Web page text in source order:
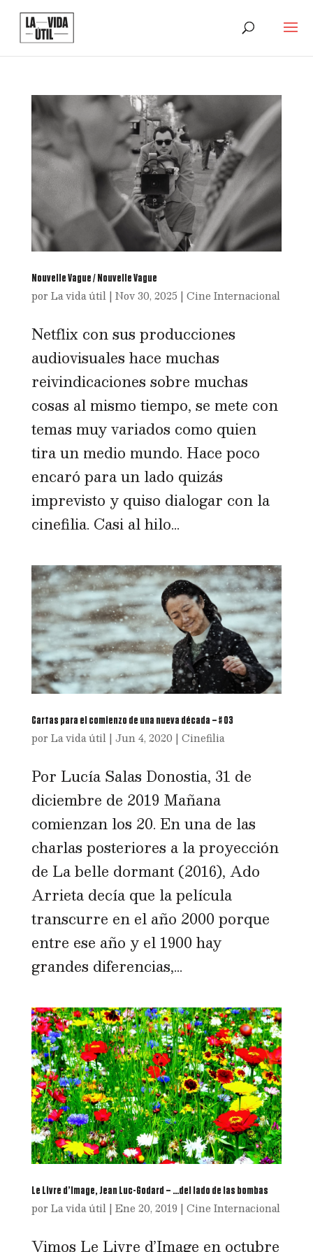
Nouvelle Vague / Nouvelle Vague
por La vida útil| Nov 30, 2025 | Cine Internacional
Netflix con sus producciones
audiovisuales hace muchas
reivindicaciones sobre muchas
cosas al mismo tiempo, se mete con
temas muy variados como quien
tira un medio mundo. Hace poco
encaró para un lado quizás
imprevisto y quiso dialogar con la
cinefilia. Casi al hilo...
Cartas para el comienzo de una nueva década – # 03
por La vida útil| Jun 4, 2020 | Cinefilia
Por Lucía Salas Donostia, 31 de
diciembre de 2019 Mañana
comienzan los 20. En una de las
charlas posteriores a la proyección
de La belle dormant (2016), Ado
Arrieta decía que la película
transcurre en el año 2000 porque
entre ese año y el 1900 hay
grandes diferencias,...
Le Livre d’Image, Jean Luc-Godard – …del lado de las bombas
por La vida útil| Ene 20, 2019 | Cine Internacional
Vimos Le Livre d’Image en octubre